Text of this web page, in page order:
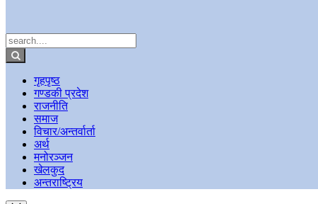
गृहपृष्ठ
गण्डकी प्रदेश
राजनीति
समाज
विचार/अन्तर्वार्ता
अर्थ
मनोरञ्जन
खेलकुद
अन्तराष्ट्रिय